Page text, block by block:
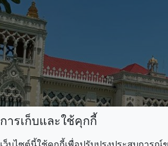
การเก็บและใช้คุกกี้